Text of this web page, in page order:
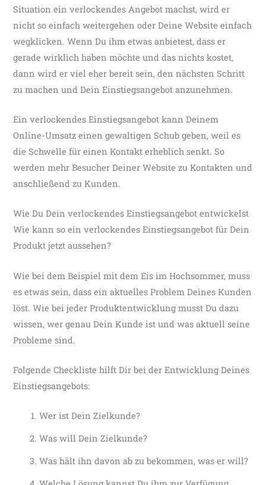
Situation ein verlockendes Angebot machst, wird er
nicht so einfach weitergehen oder Deine Website einfach
wegklicken. Wenn Du ihm etwas anbietest, dass er
gerade wirklich haben möchte und das nichts kostet,
dann wird er viel eher bereit sein, den nächsten Schritt
zu machen und Dein Einstiegsangebot anzunehmen.
Ein verlockendes Einstiegsangebot kann Deinem
Online-Umsatz einen gewaltigen Schub geben, weil es
die Schwelle für einen Kontakt erheblich senkt. So
werden mehr Besucher Deiner Website zu Kontakten und
anschließend zu Kunden.
Wie Du Dein verlockendes Einstiegsangebot entwickelst
Wie kann so ein verlockendes Einstiegsangebot für Dein
Produkt jetzt aussehen?
Wie bei dem Beispiel mit dem Eis im Hochsommer, muss
es etwas sein, dass ein aktuelles Problem Deines Kunden
löst. Wie bei jeder Produktentwicklung musst Du dazu
wissen, wer genau Dein Kunde ist und was aktuell seine
Probleme sind.
Folgende Checkliste hilft Dir bei der Entwicklung Deines
Einstiegsangebots:
Wer ist Dein Zielkunde?
Was will Dein Zielkunde?
Was hält ihn davon ab zu bekommen, was er will?